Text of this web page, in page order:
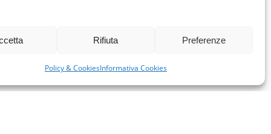
Rifiuta Preferenze
Policy & CookiesInformativa Cookies